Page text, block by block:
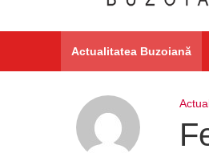
Actualitatea Buzoiană